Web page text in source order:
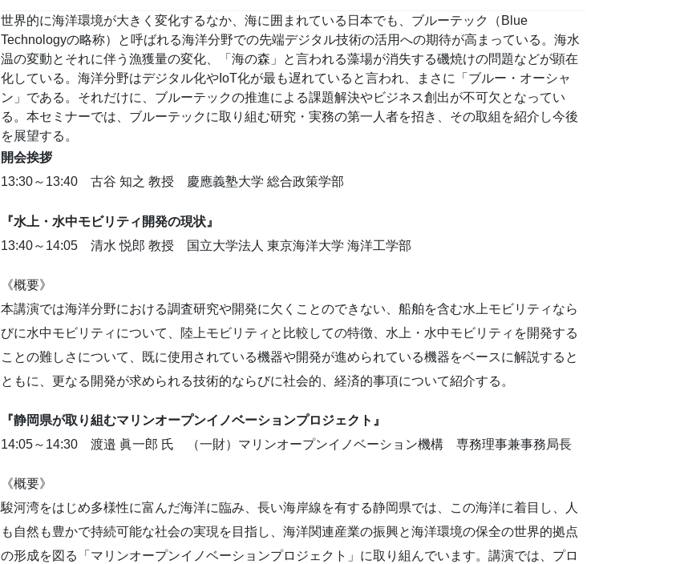
世界的に海洋環境が大きく変化するなか、海に囲まれている日本でも、ブルーテック（Blue
Technologyの略称）と呼ばれる海洋分野での先端デジタル技術の活用への期待が高まっている。海水
温の変動とそれに伴う漁獲量の変化、「海の森」と言われる藻場が消失する磯焼けの問題などが顕在
化している。海洋分野はデジタル化やIoT化が最も遅れていると言われ、まさに「ブルー・オーシャ
ン」である。それだけに、ブルーテックの推進による課題解決やビジネス創出が不可欠となってい
る。本セミナーでは、ブルーテックに取り組む研究・実務の第一人者を招き、その取組を紹介し今後
を展望する。
開会挨拶
13:30～13:40 古谷 知之 教授 慶應義塾大学 総合政策学部
『水上・水中モビリティ開発の現状』
13:40～14:05 清水 悦郎 教授 国立大学法人 東京海洋大学 海洋工学部
《概要》
本講演では海洋分野における調査研究や開発に欠くことのできない、船舶を含む水上モビリティなら
びに水中モビリティについて、陸上モビリティと比較しての特徴、水上・水中モビリティを開発する
ことの難しさについて、既に使用されている機器や開発が進められている機器をベースに解説すると
ともに、更なる開発が求められる技術的ならびに社会的、経済的事項について紹介する。
『静岡県が取り組むマリンオープンイノベーションプロジェクト』
14:05～14:30 渡邉 眞一郎 氏 （一財）マリンオープンイノベーション機構 専務理事兼事務局長
《概要》
駿河湾をはじめ多様性に富んだ海洋に臨み、長い海岸線を有する静岡県では、この海洋に着目し、人
も自然も豊かで持続可能な社会の実現を目指し、海洋関連産業の振興と海洋環境の保全の世界的拠点
の形成を図る「マリンオープンイノベーションプロジェクト」に取り組んでいます。講演では、プロ